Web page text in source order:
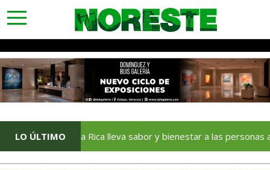
toggle
navigation
LO ÚLTIMO
DIF Poza Rica lleva sabor y bienestar a las personas adultas